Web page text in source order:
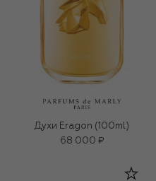
Духи Eragon (100ml)
68 000 ₽